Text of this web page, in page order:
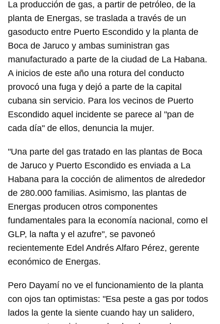
La producción de gas, a partir de petróleo, de la
planta de Energas, se traslada a través de un
gasoducto entre Puerto Escondido y la planta de
Boca de Jaruco y ambas suministran gas
manufacturado a parte de la ciudad de La Habana.
A inicios de este año una rotura del conducto
provocó una fuga y dejó a parte de la capital
cubana sin servicio. Para los vecinos de Puerto
Escondido aquel incidente se parece al "pan de
cada día" de ellos, denuncia la mujer.
"Una parte del gas tratado en las plantas de Boca
de Jaruco y Puerto Escondido es enviada a La
Habana para la cocción de alimentos de alrededor
de 280.000 familias. Asimismo, las plantas de
Energas producen otros componentes
fundamentales para la economía nacional, como el
GLP, la nafta y el azufre", se pavoneó
recientemente Edel Andrés Alfaro Pérez, gerente
económico de Energas.
Pero Dayamí no ve el funcionamiento de la planta
con ojos tan optimistas: "Esa peste a gas por todos
lados la gente la siente cuando hay un salidero,